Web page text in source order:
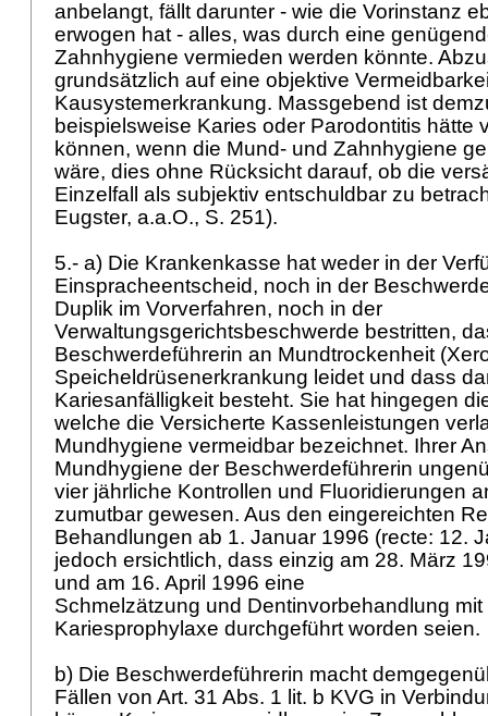
anbelangt, fällt darunter - wie die Vorinstanz
erwogen hat - alles, was durch eine
Zahnhygiene vermieden werden könnte.
grundsätzlich auf eine objektive
Kausystemerkrankung. Massgebend ist
beispielsweise Karies oder Parodontitis hätte
können, wenn die Mund- und Zahnhygiene
wäre, dies ohne Rücksicht darauf, ob die
Einzelfall als subjektiv entschuldbar zu
Eugster, a.a.O., S. 251).
5.- a) Die Krankenkasse hat weder in der
Einspracheentscheid, noch in der
Duplik im Vorverfahren, noch in der
Verwaltungsgerichtsbeschwerde bestritten,
Beschwerdeführerin an Mundtrockenheit
Speicheldrüsenerkrankung leidet und dass
Kariesanfälligkeit besteht. Sie hat hingegen
welche die Versicherte Kassenleistungen
Mundhygiene vermeidbar bezeichnet. Ihrer
Mundhygiene der Beschwerdeführerin
vier jährliche Kontrollen und Fluoridierungen
zumutbar gewesen. Aus den eingereichten
Behandlungen ab 1. Januar 1996 (recte: 12.
jedoch ersichtlich, dass einzig am 28. März
und am 16. April 1996 eine
Schmelzätzung und Dentinvorbehandlung mit
Kariesprophylaxe durchgeführt worden seien.
b) Die Beschwerdeführerin macht
Fällen von Art. 31 Abs. 1 lit. b KVG in